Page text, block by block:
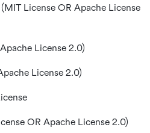
License OR Apache License
License 2.0)
License 2.0)
OR Apache License 2.0)